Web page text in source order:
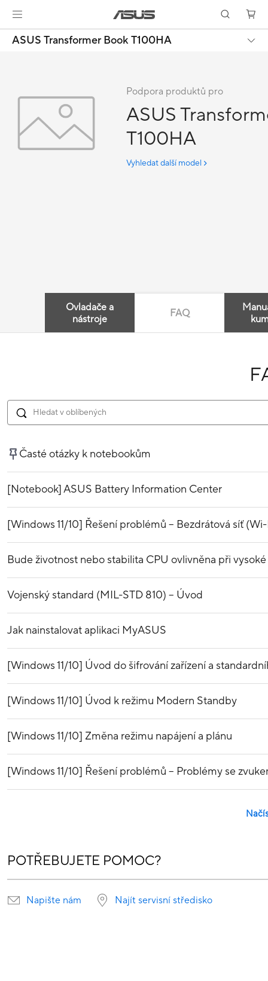
ASUS Transformer Book T100HA
Podpora produktů pro
ASUS
T100HA
Vyhledat další model
Ovladače a
nástroje
FAQ
POTŘEBUJETE POMOC?
Napište nám Najít servisní středisko
Časté otázky k notebookům
[Notebook] ASUS Battery Information Center
[Windows 11/10] Řešení problémů – Bezdrátová síť
Bude životnost nebo stabilita CPU ovlivněna při
Vojenský standard (MIL-STD 810) – Úvod
Jak nainstalovat aplikaci MyASUS
[Windows 11/10] Úvod do šifrování zařízení a
[Windows 11/10] Úvod k režimu Modern Standby
[Windows 11/10] Změna režimu napájení a plánu
[Windows 11/10] Řešení problémů – Problémy se